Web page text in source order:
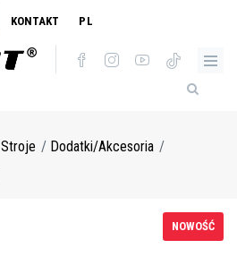
KONTAKT PL
Stroje Dodatki/Akcesoria
NOWOŚĆ